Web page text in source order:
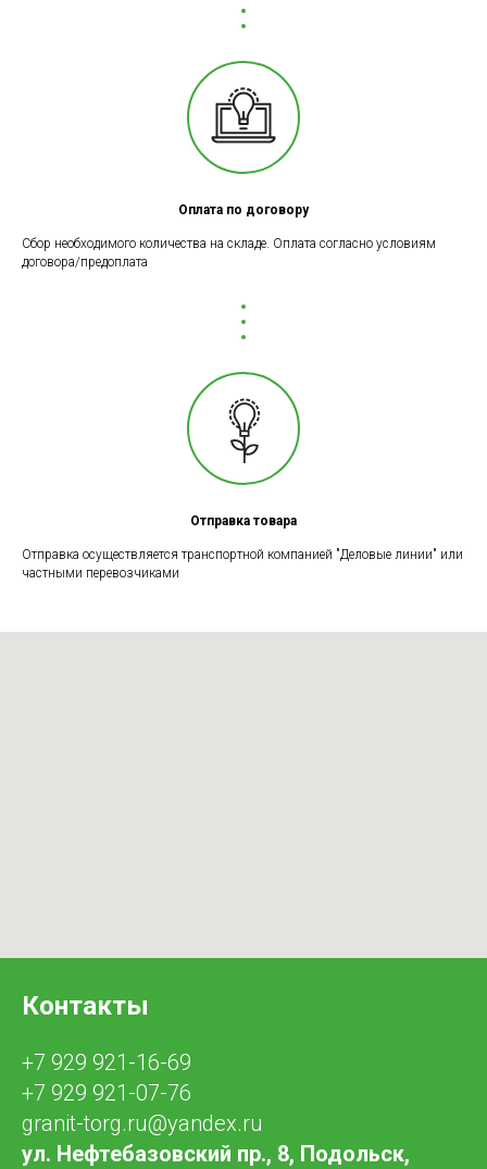
Оплата по договору
Сбор необходимого количества на складе. Оплата согласно условиям
договора/предоплата
Отправка товара
Отправка осуществляется транспортной компанией "Деловые линии" или
частными перевозчиками
Контакты
+7 929 921-16-69
+7 929 921-07-76
granit-torg.ru@yandex.ru
ул. Нефтебазовский пр., 8, Подольск,